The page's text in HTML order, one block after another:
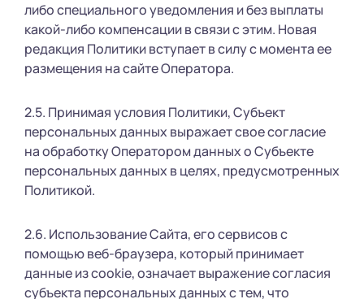
либо специального уведомления и без выплаты
какой-либо компенсации в связи с этим. Новая
редакция Политики вступает в силу с момента ее
размещения на сайте Оператора.
2.5. Принимая условия Политики, Субъект
персональных данных выражает свое согласие
на обработку Оператором данных о Субъекте
персональных данных в целях, предусмотренных
Политикой.
2.6. Использование Сайта, его сервисов с
помощью веб-браузера, который принимает
данные из cookie, означает выражение согласия
субъекта персональных данных с тем, что